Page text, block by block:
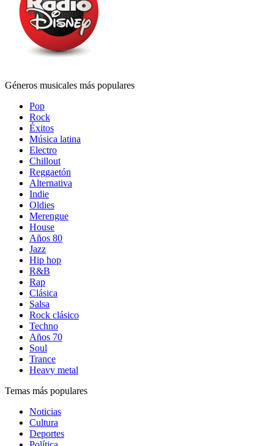
Géneros musicales más populares
Pop
Rock
Éxitos
Música latina
Electro
Chillout
Reggaetón
Alternativa
Indie
Oldies
Merengue
House
Años 80
Jazz
Hip hop
R&B
Rap
Clásica
Salsa
Rock clásico
Techno
Años 70
Soul
Trance
Heavy metal
Temas más populares
Noticias
Cultura
Deportes